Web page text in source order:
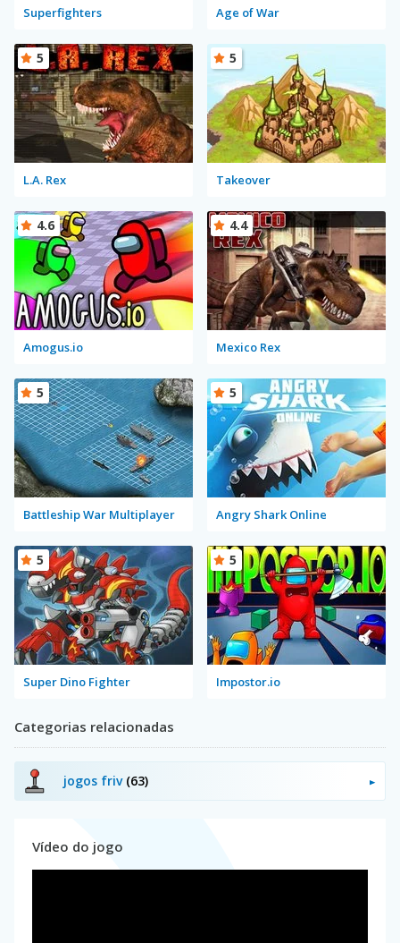
Superfighters Age of War
L.A. Rex
5
Takeover
5
Amogus.io
4.6
Mexico Rex
4.4
Battleship War Multiplayer
5
Angry Shark Online
5
Super Dino Fighter
5
Impostor.io
5
Categorias relacionadas
jogos friv (63)
Vídeo do jogo